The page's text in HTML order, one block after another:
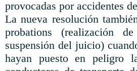
provocadas por accidentes
La nueva resolución
probations (realización
suspensión del juicio)
hayan puesto en peligro